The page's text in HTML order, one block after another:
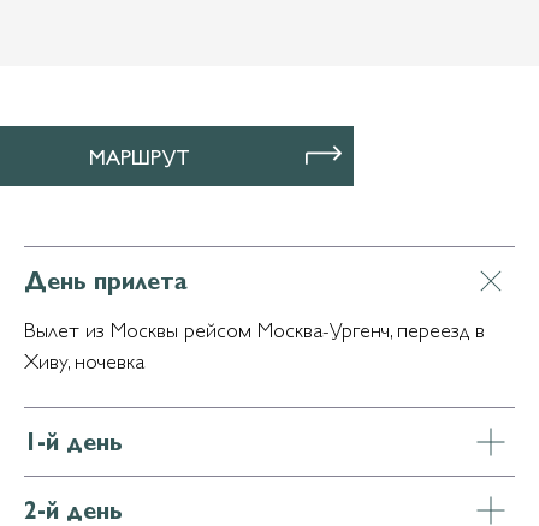
МАРШРУТ
День прилета
Вылет из Москвы рейсом Москва-Ургенч, переезд в
Хиву, ночевка
1-й день
2-й день